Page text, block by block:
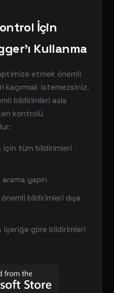
İçin
Kullanma
etmek önemli
kaçırmak istemezsiniz.
bildirimleri asla
kontrolü
tüm bildirimleri
yapın
bildirimleri dışa
içeriğe göre bildirimleri